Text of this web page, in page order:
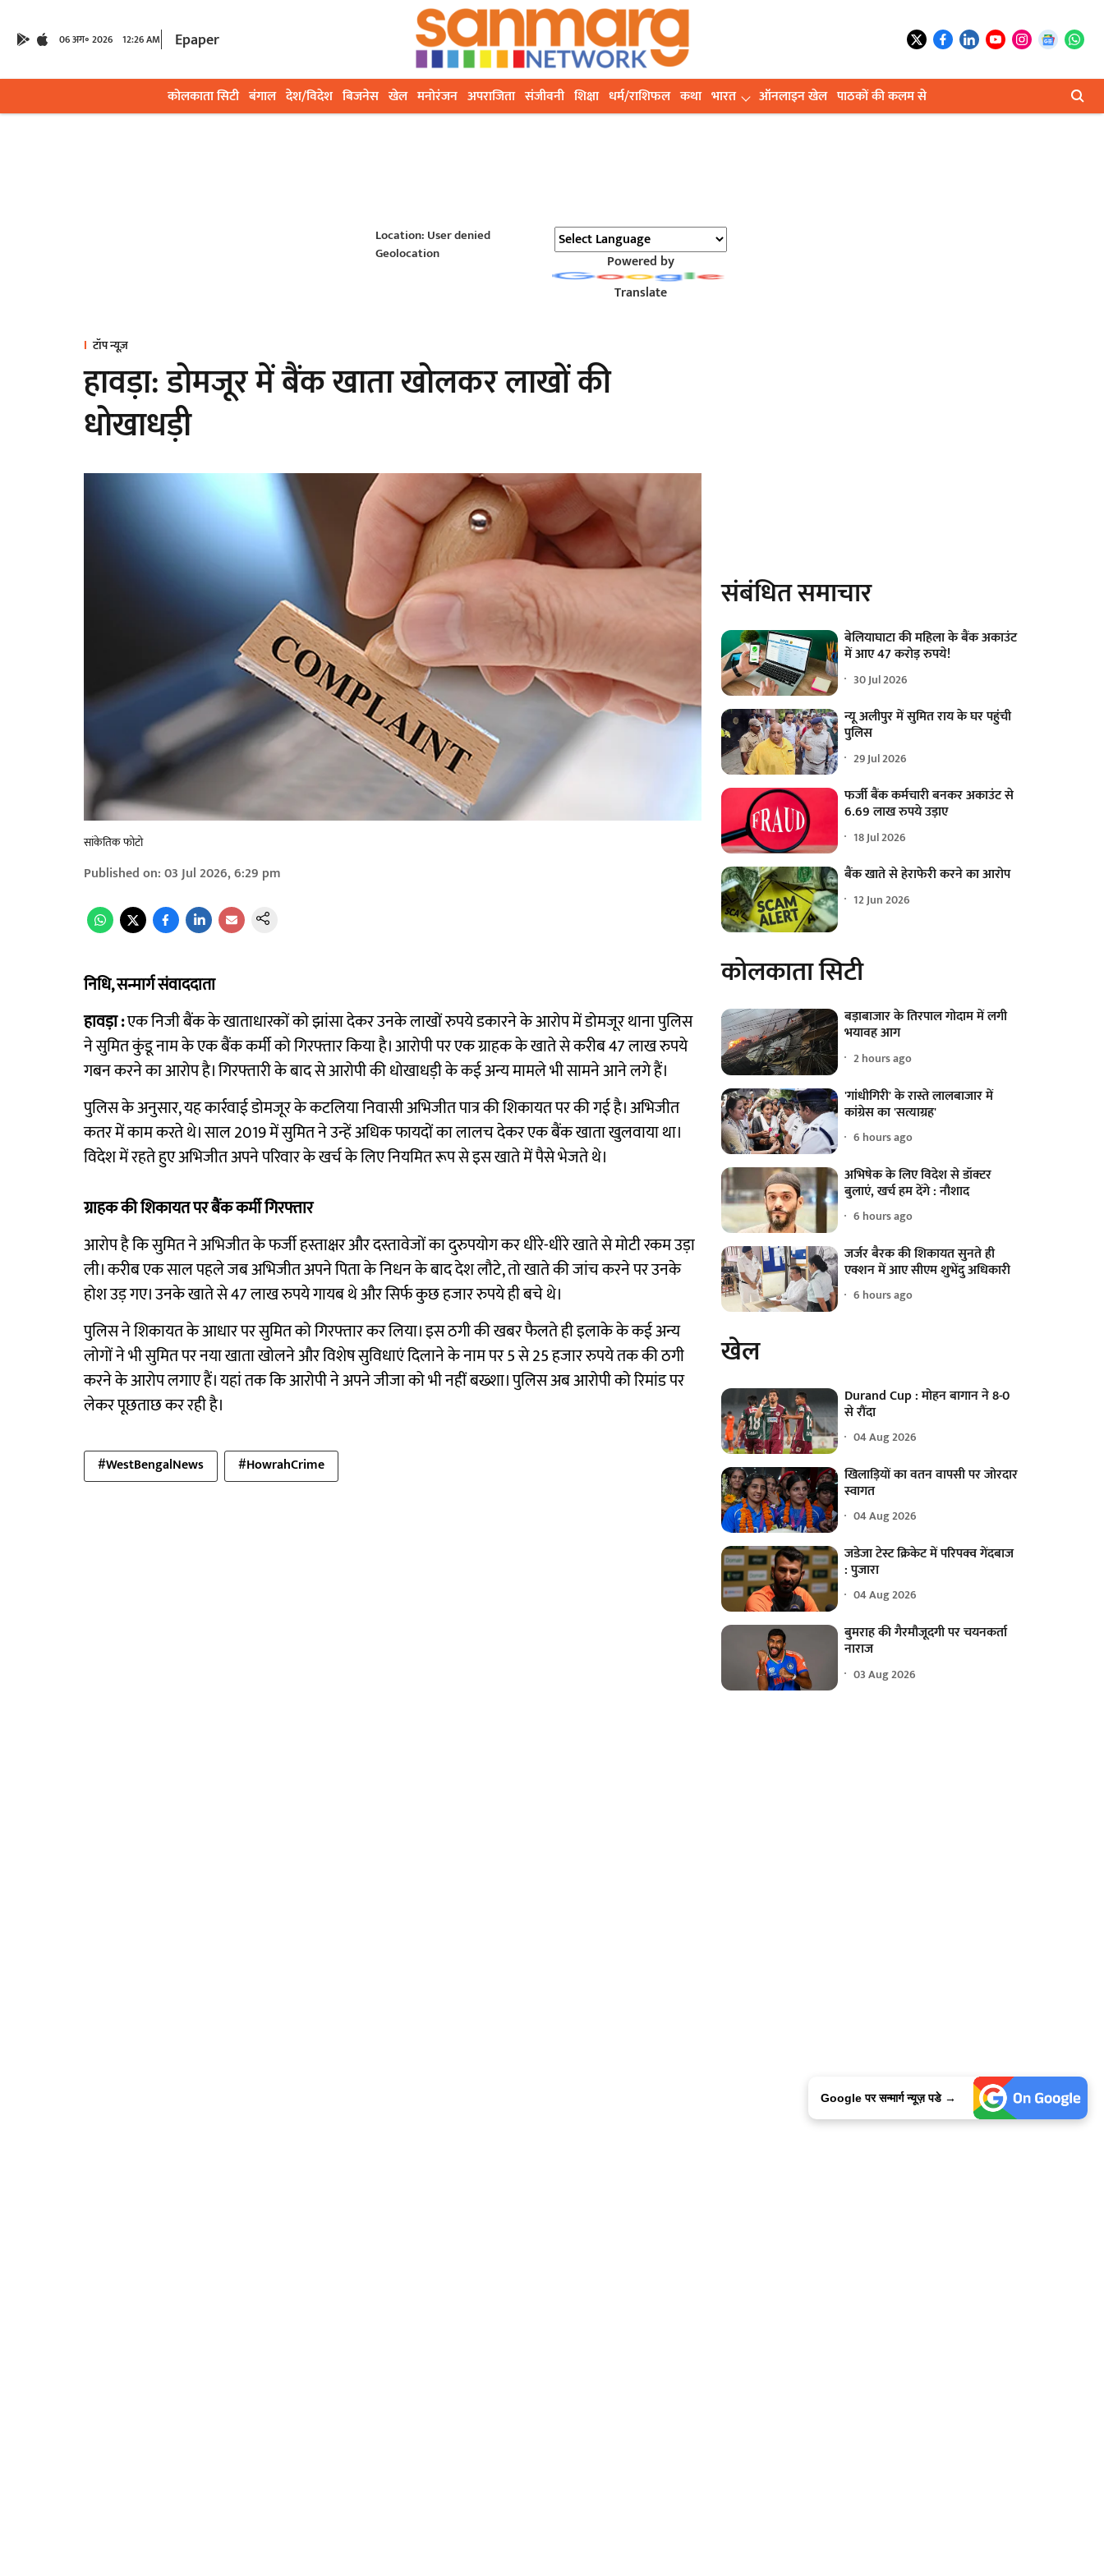
06 अग॰ 2026 12:26 AM Epaper
कोलकाता सिटी बंगाल देश/विदेश बिजनेस खेल मनोरंजन अपराजिता संजीवनी शिक्षा धर्म/राशिफल कथा भारत ऑनलाइन खेल पाठकों की कलम से
Location: User denied
Geolocation
Powered by
Translate
टॉप न्यूज़
हावड़ा: डोमजूर में बैंक खाता खोलकर लाखों की
धोखाधड़ी
सांकेतिक फोटो
Published on:03 Jul 2026, 6:29 pm
निधि, सन्मार्ग संवाददाता
हावड़ा :एक निजी बैंक के खाताधारकों को झांसा देकर उनके लाखों रुपये डकारने के आरोप में डोमजूर थाना पुलिस
ने सुमित कुंडू नाम के एक बैंक कर्मी को गिरफ्तार किया है। आरोपी पर एक ग्राहक के खाते से करीब 47 लाख रुपये
गबन करने का आरोप है। गिरफ्तारी के बाद से आरोपी की धोखाधड़ी के कई अन्य मामले भी सामने आने लगे हैं।
पुलिस के अनुसार, यह कार्रवाई डोमजूर के कटलिया निवासी अभिजीत पात्र की शिकायत पर की गई है। अभिजीत
कतर में काम करते थे। साल 2019 में सुमित ने उन्हें अधिक फायदों का लालच देकर एक बैंक खाता खुलवाया था।
विदेश में रहते हुए अभिजीत अपने परिवार के खर्च के लिए नियमित रूप से इस खाते में पैसे भेजते थे।
ग्राहक की शिकायत पर बैंक कर्मी गिरफ्तार
आरोप है कि सुमित ने अभिजीत के फर्जी हस्ताक्षर और दस्तावेजों का दुरुपयोग कर धीरे-धीरे खाते से मोटी रकम उड़ा
ली। करीब एक साल पहले जब अभिजीत अपने पिता के निधन के बाद देश लौटे, तो खाते की जांच करने पर उनके
होश उड़ गए। उनके खाते से 47 लाख रुपये गायब थे और सिर्फ कुछ हजार रुपये ही बचे थे।
पुलिस ने शिकायत के आधार पर सुमित को गिरफ्तार कर लिया। इस ठगी की खबर फैलते ही इलाके के कई अन्य
लोगों ने भी सुमित पर नया खाता खोलने और विशेष सुविधाएं दिलाने के नाम पर 5 से 25 हजार रुपये तक की ठगी
करने के आरोप लगाए हैं। यहां तक कि आरोपी ने अपने जीजा को भी नहीं बख्शा। पुलिस अब आरोपी को रिमांड पर
लेकर पूछताछ कर रही है।
#WestBengalNews #HowrahCrime
संबंधित समाचार
बेलियाघाटा की महिला के बैंक अकाउंट
में आए 47 करोड़ रुपये!
30 Jul 2026
न्यू अलीपुर में सुमित राय के घर पहुंची
पुलिस
29 Jul 2026
फर्जी बैंक कर्मचारी बनकर अकाउंट से
6.69 लाख रुपये उड़ाए
18 Jul 2026
बैंक खाते से हेराफेरी करने का आरोप
12 Jun 2026
कोलकाता सिटी
बड़ाबाजार के तिरपाल गोदाम में लगी
भयावह आग
2 hours ago
'गांधीगिरी' के रास्ते लालबाजार में
कांग्रेस का 'सत्याग्रह'
6 hours ago
अभिषेक के लिए विदेश से डॉक्टर
बुलाएं, खर्च हम देंगे : नौशाद
6 hours ago
जर्जर बैरक की शिकायत सुनते ही
एक्शन में आए सीएम शुभेंदु अधिकारी
6 hours ago
खेल
Durand Cup : मोहन बागान ने 8-0
से रौंदा
04 Aug 2026
खिलाड़ियों का वतन वापसी पर जोरदार
स्वागत
04 Aug 2026
जडेजा टेस्ट क्रिकेट में परिपक्व गेंदबाज
: पुजारा
04 Aug 2026
बुमराह की गैरमौजूदगी पर चयनकर्ता
नाराज
03 Aug 2026
Google पर सन्मार्ग न्यूज़ पडे →